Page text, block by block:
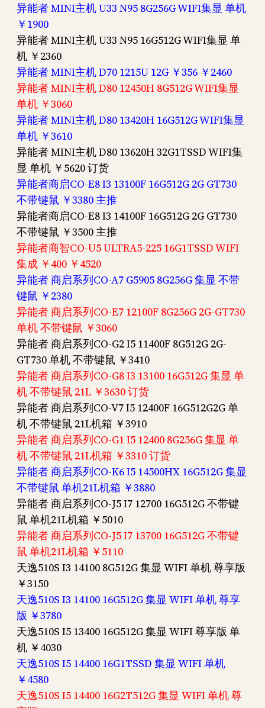
异能者 MINI主机 U33 N95 8G256G WIFI集显 单机
￥1900
异能者 MINI主机 U33 N95 16G512G WIFI集显 单
机 ￥2360
异能者 MINI主机 D70 1215U 12G ￥356 ￥2460
异能者 MINI主机 D80 12450H 8G512G WIFI集显
单机 ￥3060
异能者 MINI主机 D80 13420H 16G512G WIFI集显
单机 ￥3610
异能者 MINI主机 D80 13620H 32G1TSSD WIFI集
显 单机 ￥5620 订货
异能者商启CO-E8 I3 13100F 16G512G 2G GT730
不带键鼠 ￥3380 主推
异能者商启CO-E8 I3 14100F 16G512G 2G GT730
不带键鼠 ￥3500 主推
异能者商智CO-U5 ULTRA5-225 16G1TSSD WIFI
集成 ￥400 ￥4520
异能者 商启系列CO-A7 G5905 8G256G 集显 不带
键鼠 ￥2380
异能者 商启系列CO-E7 12100F 8G256G 2G-GT730
单机 不带键鼠 ￥3060
异能者 商启系列CO-G2 I5 11400F 8G512G 2G-
GT730 单机 不带键鼠 ￥3410
异能者 商启系列CO-G8 I3 13100 16G512G 集显 单
机 不带键鼠 21L ￥3630 订货
异能者 商启系列CO-V7 I5 12400F 16G512G2G 单
机 不带键鼠 21L机箱 ￥3910
异能者 商启系列CO-G1 I5 12400 8G256G 集显 单
机 不带键鼠 21L机箱 ￥3310 订货
异能者 商启系列CO-K6 I5 14500HX 16G512G 集显
不带键鼠 单机21L机箱 ￥3880
异能者 商启系列CO-J5 I7 12700 16G512G 不带键
鼠 单机21L机箱 ￥5010
异能者 商启系列CO-J5 I7 13700 16G512G 不带键
鼠 单机21L机箱 ￥5110
天逸510S I3 14100 8G512G 集显 WIFI 单机 尊享版
￥3150
天逸510S I3 14100 16G512G 集显 WIFI 单机 尊享
版 ￥3780
天逸510S I5 13400 16G512G 集显 WIFI 尊享版 单
机 ￥4030
天逸510S I5 14400 16G1TSSD 集显 WIFI 单机
￥4580
天逸510S I5 14400 16G2T512G 集显 WIFI 单机 尊